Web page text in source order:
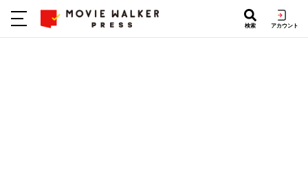
検索 アカウント